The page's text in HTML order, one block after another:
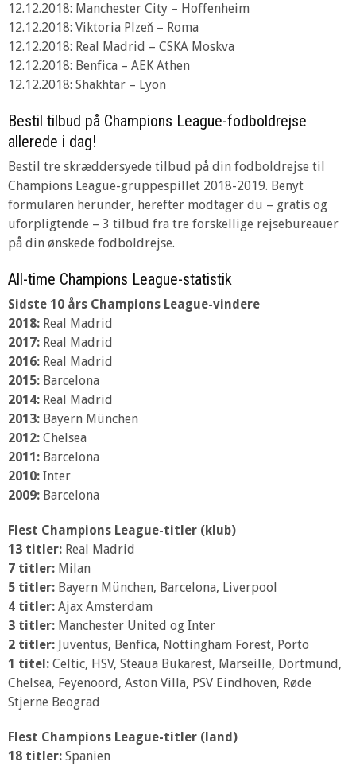
12.12.2018: Manchester City – Hoffenheim
12.12.2018: Viktoria Plzeň – Roma
12.12.2018: Real Madrid – CSKA Moskva
12.12.2018: Benfica – AEK Athen
12.12.2018: Shakhtar – Lyon
Bestil tilbud på Champions League-fodboldrejse
allerede i dag!
Bestil tre skræddersyede tilbud på din fodboldrejse til
Champions League-gruppespillet 2018-2019. Benyt
formularen herunder, herefter modtager du – gratis og
uforpligtende – 3 tilbud fra tre forskellige rejsebureauer
på din ønskede fodboldrejse.
All-time Champions League-statistik
Sidste 10 års Champions League-vindere
2018: Real Madrid
2017: Real Madrid
2016: Real Madrid
2015: Barcelona
2014: Real Madrid
2013: Bayern München
2012: Chelsea
2011: Barcelona
2010: Inter
2009: Barcelona
Flest Champions League-titler (klub)
13 titler: Real Madrid
7 titler: Milan
5 titler: Bayern München, Barcelona, Liverpool
4 titler: Ajax Amsterdam
3 titler: Manchester United og Inter
2 titler: Juventus, Benfica, Nottingham Forest, Porto
1 titel: Celtic, HSV, Steaua Bukarest, Marseille, Dortmund,
Chelsea, Feyenoord, Aston Villa, PSV Eindhoven, Røde
Stjerne Beograd
Flest Champions League-titler (land)
18 titler: Spanien